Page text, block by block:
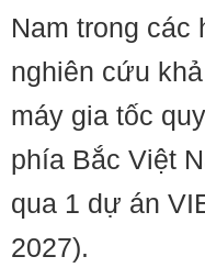
Nam trong các
nghiên cứu
máy gia tốc
phía Bắc Việt
qua 1 dự án
2027).